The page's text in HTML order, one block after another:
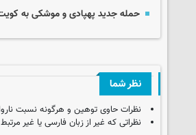
حمله جدید پهپادی و موشکی به
نظر شما
نظرات حاوی توهین و هرگونه نسبت
نظراتی که غیر از زبان فارسی یا غیر